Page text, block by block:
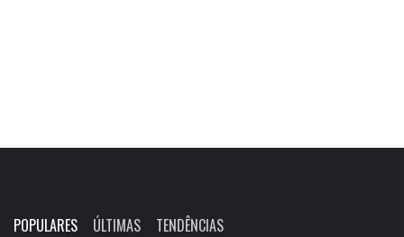
POPULARES ÚLTIMAS TENDÊNCIAS